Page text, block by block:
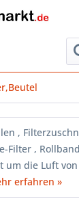
,
Filter ,
um die Luft
erfahren »